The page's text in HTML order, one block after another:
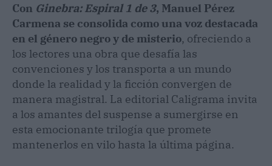
Con Ginebra: Espiral 1 de 3, Manuel Pérez
Carmena se consolida como una voz destacada
en el género negro y de misterio, ofreciendo a
los lectores una obra que desafía las
convenciones y los transporta a un mundo
donde la realidad y la ficción convergen de
manera magistral. La editorial Caligrama invita
a los amantes del suspense a sumergirse en
esta emocionante trilogía que promete
mantenerlos en vilo hasta la última página.